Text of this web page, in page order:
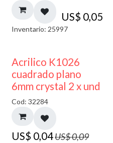
US$ 0,05
Inventario: 25997
50% DESCUENTO
Acrilico K1026
cuadrado plano
6mm crystal 2 x und
Cod: 32284
US$ 0,04US$0,09